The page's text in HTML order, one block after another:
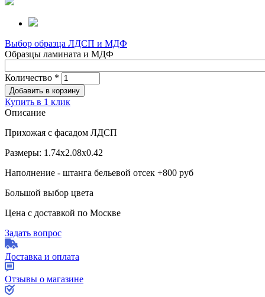
Выбор образца ЛДСП и МДФ
Образцы ламината и МДФ
Количество *
Купить в 1 клик
Описание
Прихожая с фасадом ЛДСП
Размеры: 1.74х2.08х0.42
Наполнение - штанга бельевой отсек +800 руб
Большой выбор цвета
Цена с доставкой по Москве
Задать вопрос
Доставка и оплата
Отзывы о магазине